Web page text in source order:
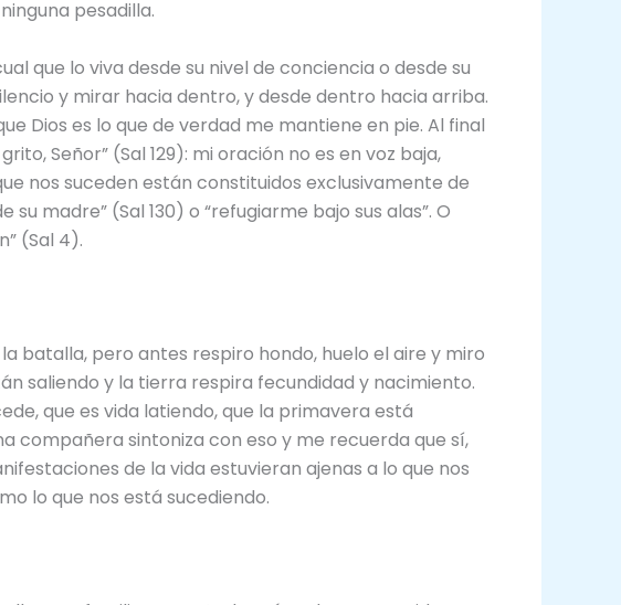
pesadilla.
que lo viva desde su nivel de conciencia o desde su
y mirar hacia dentro, y desde dentro hacia arriba.
Dios es lo que de verdad me mantiene en pie. Al final
Señor” (Sal 129): mi oración no es en voz baja,
nos suceden están constituidos exclusivamente de
madre” (Sal 130) o “refugiarme bajo sus alas”. O
(Sal 4).
batalla, pero antes respiro hondo, huelo el aire y miro
saliendo y la tierra respira fecundidad y nacimiento.
que es vida latiendo, que la primavera está
compañera sintoniza con eso y me recuerda que sí,
de la vida estuvieran ajenas a lo que nos
lo que nos está sucediendo.